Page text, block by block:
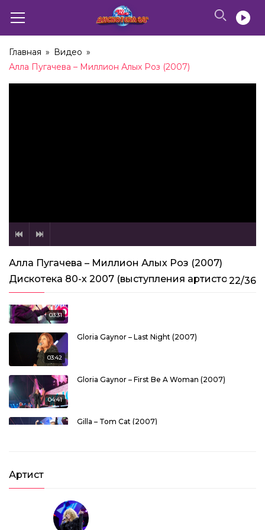
Главная » Видео »
Алла Пугачева – Миллион Алых Роз (2007)
Алла Пугачева – Миллион Алых Роз (2007)
Дискотека 80-х 2007 (выступления артистов)22/36
03:31
03:42
Gloria Gaynor – Last Night (2007)
04:41
Gloria Gaynor – First Be A Woman (2007)
Gilla – Tom Cat (2007)
Matia Bazar – Elletrochok (2007)
Артист